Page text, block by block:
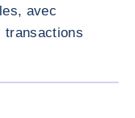
avec
transactions